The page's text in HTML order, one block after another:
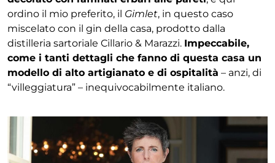
ordino il mio preferito, il Gimlet, in questo caso
miscelato con il gin della casa, prodotto dalla
distilleria sartoriale Cillario & Marazzi. Impeccabile,
come i tanti dettagli che fanno di questa casa un
modello di alto artigianato e di ospitalità – anzi, di
“villeggiatura” – inequivocabilmente italiano.